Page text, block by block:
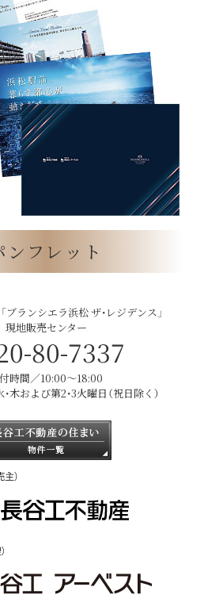
ンフレット
ブランシエラ浜松 ザ・レジデンス」
現地販売センター
80-7337
時間／10:00〜18:00
木および第2・3火曜日（祝日除く）